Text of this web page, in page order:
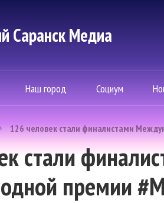
Саранск Mедиа
Наш город Социум
126 человек стали финалистами
стали
премии